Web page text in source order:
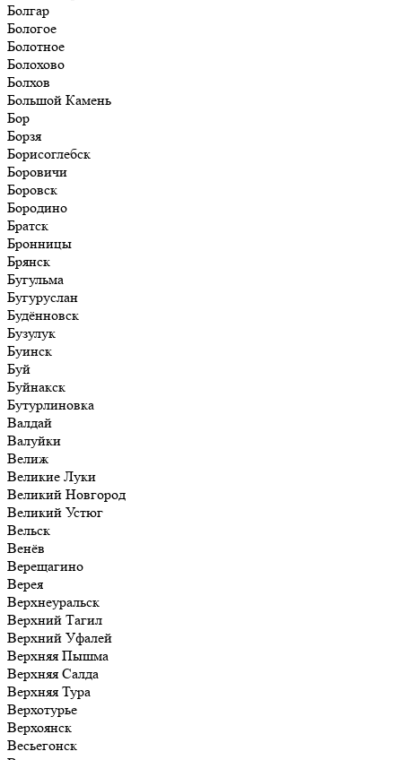
Болгар
Бологое
Болотное
Болохово
Болхов
Большой Камень
Бор
Борзя
Борисоглебск
Боровичи
Боровск
Бородино
Братск
Бронницы
Брянск
Бугульма
Бугуруслан
Будённовск
Бузулук
Буинск
Буй
Буйнакск
Бутурлиновка
Валдай
Валуйки
Велиж
Великие Луки
Великий Новгород
Великий Устюг
Вельск
Венёв
Верещагино
Верея
Верхнеуральск
Верхний Тагил
Верхний Уфалей
Верхняя Пышма
Верхняя Салда
Верхняя Тура
Верхотурье
Верхоянск
Весьегонск